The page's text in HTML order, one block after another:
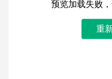
预览加载失败
重